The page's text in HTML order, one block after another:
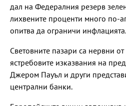
дал на Федералния резерв
лихвените проценти много по-
опитва да ограничи инфлацията.
Световните пазари са нервни
ястребовите изказвания на
Джером Пауъл и други
централни банки.